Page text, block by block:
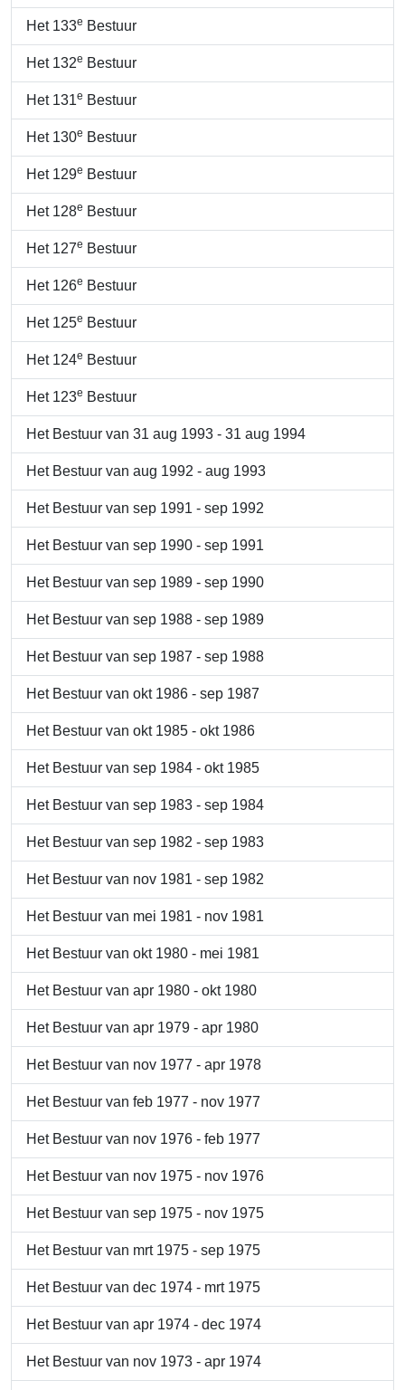
Het 133e Bestuur
Het 132e Bestuur
Het 131e Bestuur
Het 130e Bestuur
Het 129e Bestuur
Het 128e Bestuur
Het 127e Bestuur
Het 126e Bestuur
Het 125e Bestuur
Het 124e Bestuur
Het 123e Bestuur
Het Bestuur van 31 aug 1993 - 31 aug 1994
Het Bestuur van aug 1992 - aug 1993
Het Bestuur van sep 1991 - sep 1992
Het Bestuur van sep 1990 - sep 1991
Het Bestuur van sep 1989 - sep 1990
Het Bestuur van sep 1988 - sep 1989
Het Bestuur van sep 1987 - sep 1988
Het Bestuur van okt 1986 - sep 1987
Het Bestuur van okt 1985 - okt 1986
Het Bestuur van sep 1984 - okt 1985
Het Bestuur van sep 1983 - sep 1984
Het Bestuur van sep 1982 - sep 1983
Het Bestuur van nov 1981 - sep 1982
Het Bestuur van mei 1981 - nov 1981
Het Bestuur van okt 1980 - mei 1981
Het Bestuur van apr 1980 - okt 1980
Het Bestuur van apr 1979 - apr 1980
Het Bestuur van nov 1977 - apr 1978
Het Bestuur van feb 1977 - nov 1977
Het Bestuur van nov 1976 - feb 1977
Het Bestuur van nov 1975 - nov 1976
Het Bestuur van sep 1975 - nov 1975
Het Bestuur van mrt 1975 - sep 1975
Het Bestuur van dec 1974 - mrt 1975
Het Bestuur van apr 1974 - dec 1974
Het Bestuur van nov 1973 - apr 1974